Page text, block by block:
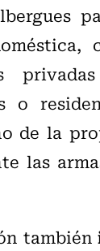
o
de la
las
también